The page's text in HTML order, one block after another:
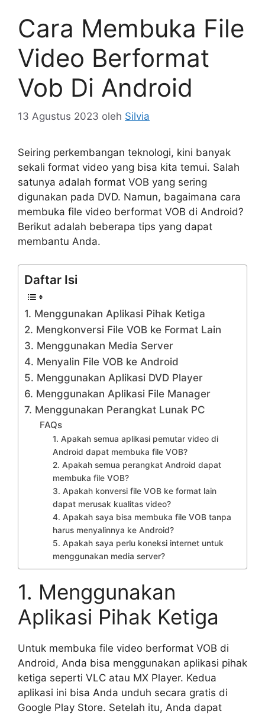
Cara Membuka File
Video Berformat
Vob Di Android
13 Agustus 2023 oleh Silvia
Seiring perkembangan teknologi, kini banyak
sekali format video yang bisa kita temui. Salah
satunya adalah format VOB yang sering
digunakan pada DVD. Namun, bagaimana cara
membuka file video berformat VOB di Android?
Berikut adalah beberapa tips yang dapat
membantu Anda.
Daftar Isi
1. Menggunakan Aplikasi Pihak Ketiga
2. Mengkonversi File VOB ke Format Lain
3. Menggunakan Media Server
4. Menyalin File VOB ke Android
5. Menggunakan Aplikasi DVD Player
6. Menggunakan Aplikasi File Manager
7. Menggunakan Perangkat Lunak PC
FAQs
1. Apakah semua aplikasi pemutar video di
Android dapat membuka file VOB?
2. Apakah semua perangkat Android dapat
membuka file VOB?
3. Apakah konversi file VOB ke format lain
dapat merusak kualitas video?
4. Apakah saya bisa membuka file VOB tanpa
harus menyalinnya ke Android?
5. Apakah saya perlu koneksi internet untuk
menggunakan media server?
1. Menggunakan
Aplikasi Pihak Ketiga
Untuk membuka file video berformat VOB di
Android, Anda bisa menggunakan aplikasi pihak
ketiga seperti VLC atau MX Player. Kedua
aplikasi ini bisa Anda unduh secara gratis di
Google Play Store. Setelah itu, Anda dapat